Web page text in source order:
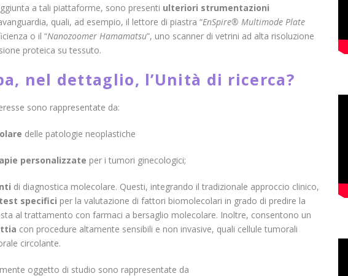
a tali piattaforme, sono presenti ulteriori strumentazioni
quali, ad esempio, il lettore di piastra “EnSpire® Multimode Plate
o il “Nanozoomer Hamamatsu”, uno scanner di vetrini ad alta risoluzione
proteica su tessuto.
nel dettaglio, l’Unità di ricerca?
sono rappresentate da:
delle patologie neoplastiche
personalizzate per i tumori ginecologici;
di diagnostica molecolare. Questi, integrando il tradizionale approccio clinico,
specifici per la valutazione di fattori biomolecolari in grado di predire la
al trattamento con farmaci a bersaglio molecolare. Inoltre, consentono un
con procedure altamente sensibili e non invasive, quali cellule tumorali
circolante.
oggetto di studio sono rappresentate da